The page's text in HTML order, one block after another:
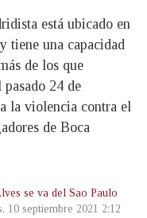
está ubicado en
tiene una capacidad
de los que
24 de
la violencia contra el
de Boca
se va del Sao Paulo
10 septiembre 2021 2:12